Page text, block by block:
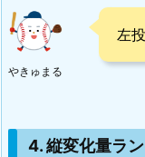
やきゅまる
左
4. 縦変化量ラ